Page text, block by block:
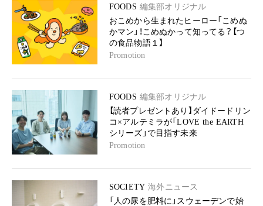
FOODS 編集部オリジナル
おこめから生まれたヒーロー「こめぬ
かマン」！こめぬかって知ってる？【つ
の食品物語１】
Promotion
FOODS 編集部オリジナル
【読者プレゼントあり】ダイドードリン
コ×アルテミラが「LOVE the EARTH
シリーズ」で目指す未来
Promotion
SOCIETY 海外ニュース
「人の尿を肥料に」スウェーデンで始